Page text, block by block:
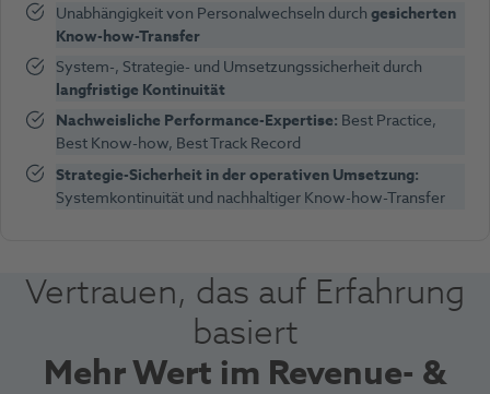
Unabhängigkeit von Personalwechseln durchgesicherten
Know-how-Transfer
System-, Strategie- und Umsetzungssicherheit durch
langfristige Kontinuität
Nachweisliche Performance-Expertise: Best Practice,
Best Know-how, Best Track Record
Strategie-Sicherheit in der operativen Umsetzung:
Systemkontinuität und nachhaltiger Know-how-Transfer
Vertrauen, das auf Erfahrung
basiert
Mehr Wert im Revenue- &